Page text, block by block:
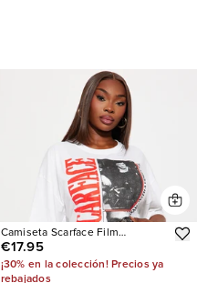
Camiseta Scarface Film
Oversized
€17.95
¡30% en la colección! Precios ya
rebajados